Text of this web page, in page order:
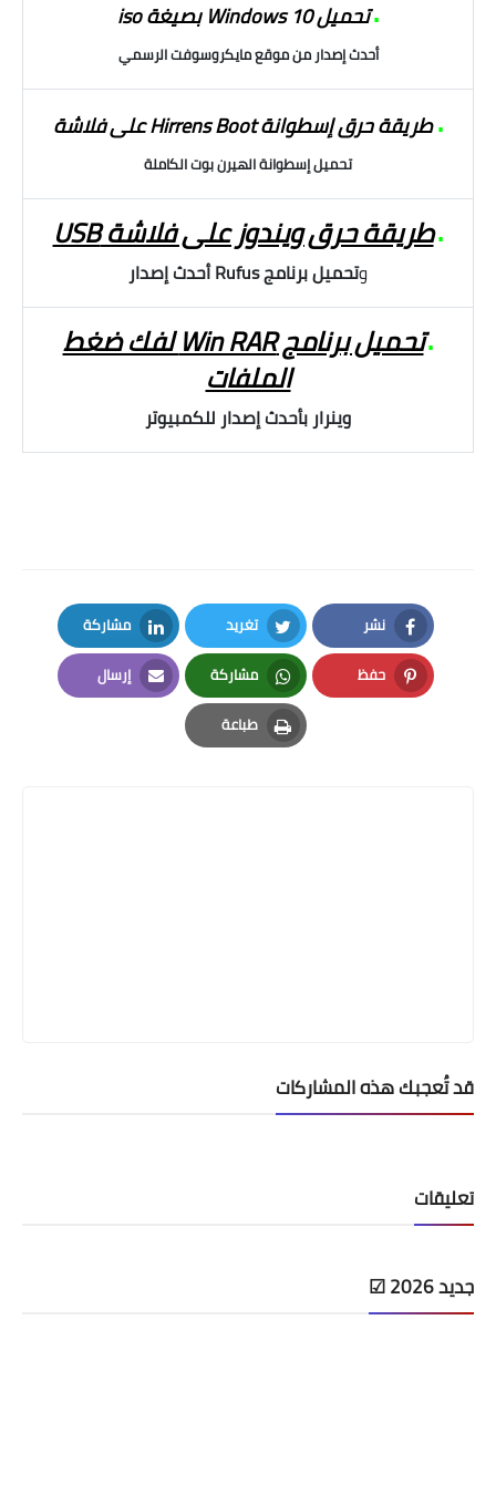
•تحميل Windows 10 بصيغة iso
أحدث إصدار من موقع مايكروسوفت الرسمي
• طريقة حرق إسطوانة Hirrens Boot على فلاشة
تحميل إسطوانة الهيرن بوت الكاملة
•طريقة حرق ويندوز على فلاشة USB
وتحميل برنامج Rufus أحدث إصدار
• تحميل برنامج Win RAR لفك ضغط
الملفات
وينرار بأحدث إصدار للكمبيوتر
نشر
Facebook
تغريد
Twitter
مشاركة
LinkedIn
حفظ
Pinterest
مشاركة
Whatsapp
إرسال
Email
طباعة
Print
قد تُعجبك هذه المشاركات
تعليقات
جديد 2026 ☑